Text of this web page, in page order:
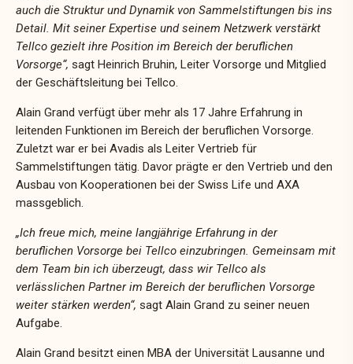
auch die Struktur und Dynamik von Sammelstiftungen bis ins
Detail. Mit seiner Expertise und seinem Netzwerk verstärkt
Tellco gezielt ihre Position im Bereich der beruflichen
Vorsorge“, sagt Heinrich Bruhin, Leiter Vorsorge und Mitglied
der Geschäftsleitung bei Tellco.
Alain Grand verfügt über mehr als 17 Jahre Erfahrung in
leitenden Funktionen im Bereich der beruflichen Vorsorge.
Zuletzt war er bei Avadis als Leiter Vertrieb für
Sammelstiftungen tätig. Davor prägte er den Vertrieb und den
Ausbau von Kooperationen bei der Swiss Life und AXA
massgeblich.
„Ich freue mich, meine langjährige Erfahrung in der
beruflichen Vorsorge bei Tellco einzubringen. Gemeinsam mit
dem Team bin ich überzeugt, dass wir Tellco als
verlässlichen Partner im Bereich der beruflichen Vorsorge
weiter stärken werden“, sagt Alain Grand zu seiner neuen
Aufgabe.
Alain Grand besitzt einen MBA der Universität Lausanne und